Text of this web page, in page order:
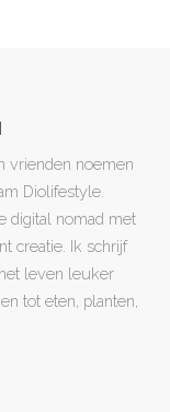
vrienden noemen
Diolifestyle.
digital nomad met
creatie. Ik schrijf
leven leuker
tot eten, planten,